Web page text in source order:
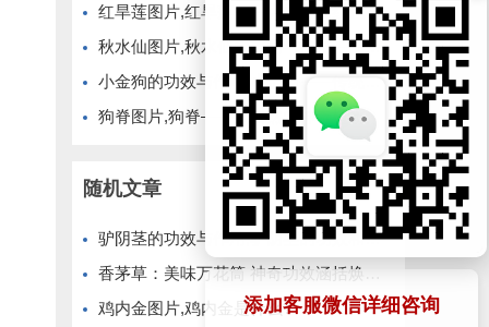
添加客服微信详细咨询
红旱莲图片,红旱莲——大自然的红色精灵
秋水仙图片,秋水仙的美丽与神秘——大自然的瑰宝
小金狗的功效与作用,小金狗——传统药材的现代应用
狗脊图片,狗脊——大自然的神奇植物
随机文章
驴阴茎的功效与作用,驴阴茎的功效和作用
香茅草：美味万花筒 神奇功效涵括焕肤与镇静
鸡内金图片,鸡内金是什么?